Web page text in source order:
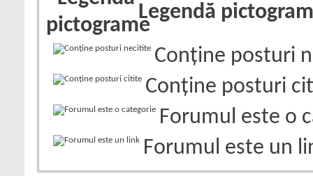
Legendă
Conține posturi
Conține posturi
Forumul este o
Forumul este un